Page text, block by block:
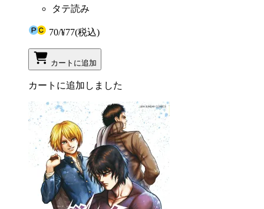
タテ読み
70/¥77(税込)
カートに追加
カートに追加しました